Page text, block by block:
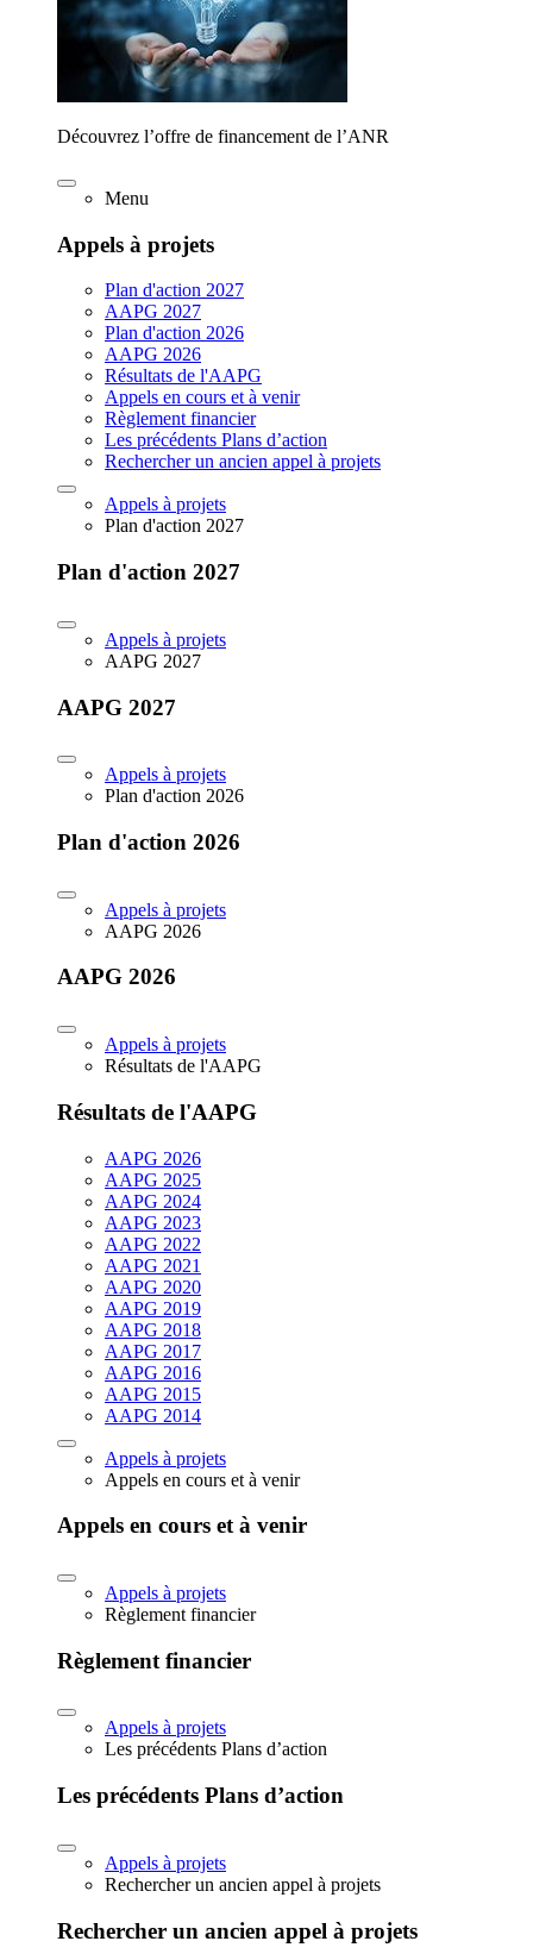
Découvrez l’offre de financement de l’ANR
Menu
Appels à projets
Plan d'action 2027
AAPG 2027
Plan d'action 2026
AAPG 2026
Résultats de l'AAPG
Appels en cours et à venir
Règlement financier
Les précédents Plans d’action
Rechercher un ancien appel à projets
Appels à projets
Plan d'action 2027
Plan d'action 2027
Appels à projets
AAPG 2027
AAPG 2027
Appels à projets
Plan d'action 2026
Plan d'action 2026
Appels à projets
AAPG 2026
AAPG 2026
Appels à projets
Résultats de l'AAPG
Résultats de l'AAPG
AAPG 2026
AAPG 2025
AAPG 2024
AAPG 2023
AAPG 2022
AAPG 2021
AAPG 2020
AAPG 2019
AAPG 2018
AAPG 2017
AAPG 2016
AAPG 2015
AAPG 2014
Appels à projets
Appels en cours et à venir
Appels en cours et à venir
Appels à projets
Règlement financier
Règlement financier
Appels à projets
Les précédents Plans d’action
Les précédents Plans d’action
Appels à projets
Rechercher un ancien appel à projets
Rechercher un ancien appel à projets